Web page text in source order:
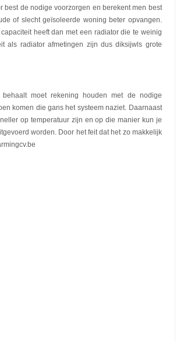
de nodige voorzorgen en berekent men best
of slecht geïsoleerde woning beter opvangen.
heeft dan met een radiator die te weinig
als radiator afmetingen zijn dus diksijwls grote
moet rekening houden met de nodige
komen die gans het systeem naziet. Daarnaast
op temperatuur zijn en op die manier kun je
worden. Door het feit dat het zo makkelijk